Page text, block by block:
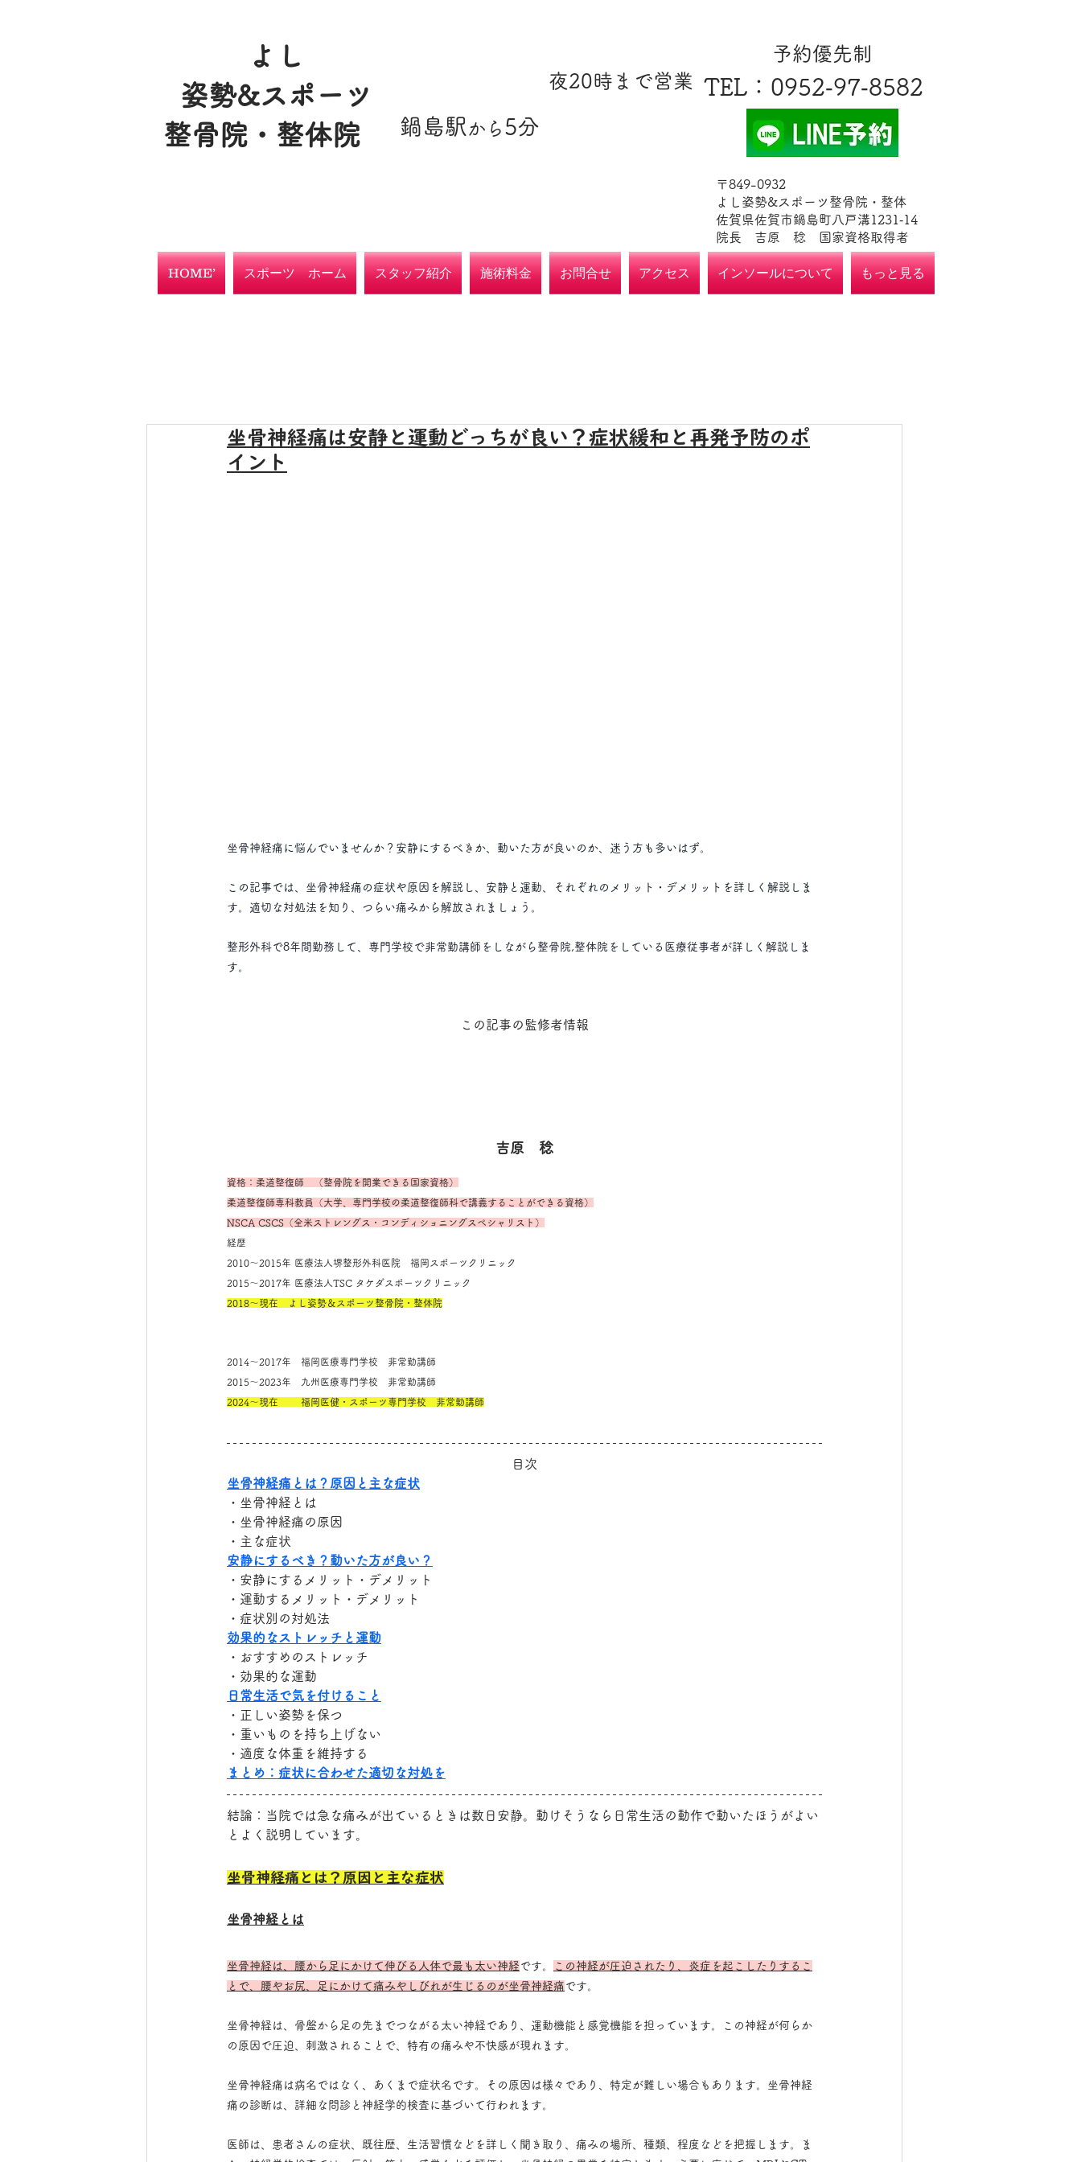
よし
姿勢&スポーツ
整骨院・整体院
​夜20時まで営業
​鍋島駅 から 5分
​予約優先制
TEL ​：0952‐97‐8582
​〒849-0932
よし姿勢&スポーツ整骨院・整体
佐賀県佐賀市鍋島町八戸溝1231‐14
​​院長 吉原 稔​ 国家資格取得者
HOME’ スポーツ ホーム スタッフ紹介 施術料金 お問合せ アクセス インソールについて もっと見る
坐骨神経痛は安静と運動どっちが良い？症状緩和と再発予防のポ
イント
坐骨神経痛に悩んでいませんか？安静にするべきか、動いた方が良いのか、迷う方も多いはず。
この記事では、坐骨神経痛の症状や原因を解説し、安静と運動、それぞれのメリット・デメリットを詳しく解説しま
す。適切な対処法を知り、つらい痛みから解放されましょう。
整形外科で8年間勤務して、専門学校で非常勤講師をしながら整骨院,整体院をしている医療従事者が詳しく解説しま
す。
この記事の監修者情報
吉原　稔
資格：柔道整復師　（整骨院を開業できる国家資格）
柔道整復師専科教員（大学、専門学校の柔道整復師科で講義することができる資格）
NSCA CSCS（全米ストレングス・コンディショニングスペシャリスト）
経歴
2010～2015年 医療法人堺整形外科医院　福岡スポーツクリニック
2015～2017年 医療法人TSC タケダスポーツクリニック
2018～現在　よし姿勢＆スポーツ整骨院・整体院
2014～2017年　福岡医療専門学校　非常勤講師
2015～2023年　九州医療専門学校　非常勤講師
2024～現在　　 福岡医健・スポーツ専門学校　非常勤講師
目次
坐骨神経痛とは？原因と主な症状
・坐骨神経とは
・坐骨神経痛の原因
・主な症状
安静にするべき？動いた方が良い？
・安静にするメリット・デメリット
・運動するメリット・デメリット
・症状別の対処法
効果的なストレッチと運動
・おすすめのストレッチ
・効果的な運動
日常生活で気を付けること
・正しい姿勢を保つ
・重いものを持ち上げない
・適度な体重を維持する
まとめ：症状に合わせた適切な対処を
結論：当院では急な痛みが出ているときは数日安静。動けそうなら日常生活の動作で動いたほうがよい
とよく説明しています。
坐骨神経痛とは？原因と主な症状
坐骨神経とは
坐骨神経は、腰から足にかけて伸びる人体で最も太い神経 です。
この神経が圧迫されたり、炎症を起こしたりするこ
とで、腰やお尻、足にかけて痛みやしびれが生じるのが坐骨神経痛 です。
坐骨神経は、骨盤から足の先までつながる太い神経であり、運動機能と感覚機能を担っています。この神経が何らか
の原因で圧迫、刺激されることで、特有の痛みや不快感が現れます。
坐骨神経痛は病名ではなく、あくまで症状名です。その原因は様々であり、特定が難しい場合もあります。坐骨神経
痛の診断は、詳細な問診と神経学的検査に基づいて行われます。
医師は、患者さんの症状、既往歴、生活習慣などを詳しく聞き取り、痛みの場所、種類、程度などを把握します。ま